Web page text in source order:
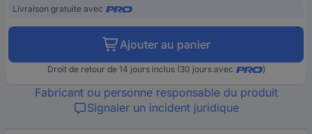
Livraison gratuite avec
Ajouter au panier
Droit de retour de 14 jours inclus (30 jours avec )
Fabricant ou personne responsable du produit
Signaler un incident juridique